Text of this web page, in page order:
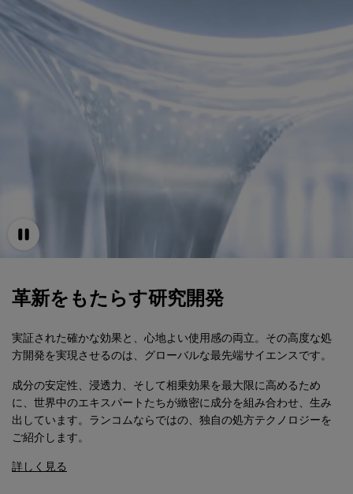
革新をもたらす研究開発
実証された確かな効果と、心地よい使用感の両立。その高度な処
方開発を実現させるのは、グローバルな最先端サイエンスです。
成分の安定性、浸透力、そして相乗効果を最大限に高めるため
に、世界中のエキスパートたちが緻密に成分を組み合わせ、生み
出しています。ランコムならではの、独自の処方テクノロジーを
ご紹介します。
詳しく見る